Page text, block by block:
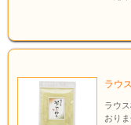
ラウ
ラウ
おり